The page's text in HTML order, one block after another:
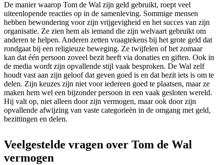
De manier waarop Tom de Wal zijn geld gebruikt, roept veel
uiteenlopende reacties op in de samenleving. Sommige mensen
hebben bewondering voor zijn vrijgevigheid en het succes van zijn
organisatie. Ze zien hem als iemand die zijn welvaart gebruikt om
anderen te helpen. Anderen zetten vraagtekens bij het grote geld dat
rondgaat bij een religieuze beweging. Ze twijfelen of het zomaar
kan dat één persoon zoveel bezit heeft via donaties en giften. Ook in
de media wordt zijn opvallende stijl vaak besproken. De Wal zelf
houdt vast aan zijn geloof dat geven goed is en dat bezit iets is om te
delen. Zijn keuzes zijn niet voor iedereen goed te plaatsen, maar ze
maken hem wel een bijzonder persoon in een vaak gesloten wereld.
Hij valt op, niet alleen door zijn vermogen, maar ook door zijn
opvallende afwijzing van vaste categorieën in de omgang met geld,
bezittingen en delen.
Veelgestelde vragen over Tom de Wal
vermogen